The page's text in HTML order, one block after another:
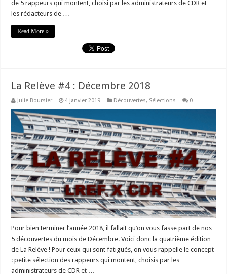
de 5 rappeurs qui montent, choisi par les administrateurs de CDR et
les rédacteurs de …
Read More »
La Relève #4 : Décembre 2018
Julie Boursier 4 janvier 2019 Découvertes, Sélections 0
Pour bien terminer l’année 2018, il fallait qu’on vous fasse part de nos
5 découvertes du mois de Décembre. Voici donc la quatrième édition
de La Relève ! Pour ceux qui sont fatigués, on vous rappelle le concept
: petite sélection des rappeurs qui montent, choisis par les
administrateurs de CDR et …